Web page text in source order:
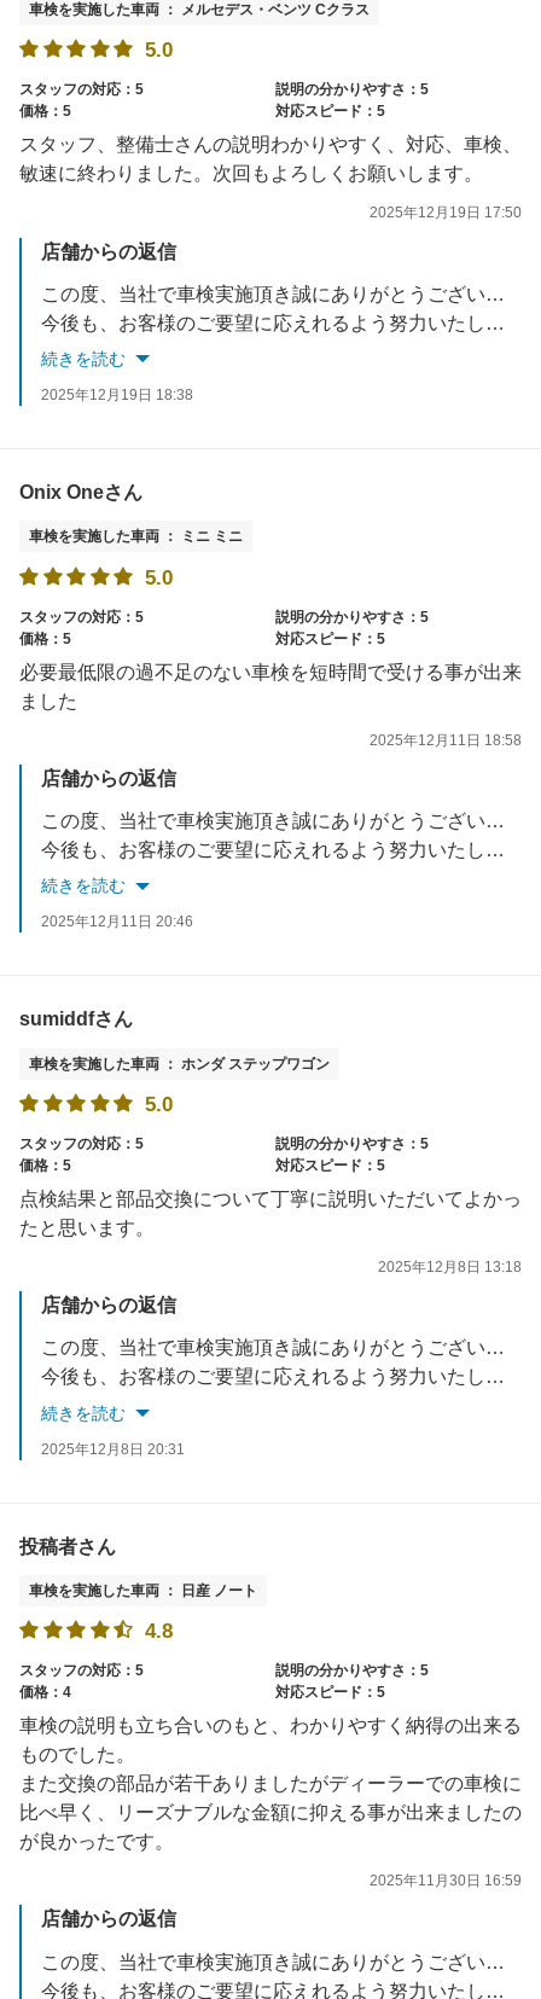
車検を実施した車両 ： メルセデス・ベンツ Cクラス
5.0
スタッフの対応：5
説明の分かりやすさ：5
価格：5
対応スピード：5
スタッフ、整備士さんの説明わかりやすく、対応、車検、
敏速に終わりました。次回もよろしくお願いします。
2025年12月19日 17:50
店舗からの返信
この度、当社で車検実施頂き誠にありがとうございました。
今後も、お客様のご要望に応えれるよう努力いたします。
お車でお困りごとがあれば、いつでもご相談ください。
続きを読む
2025年12月19日 18:38
Onix Oneさん
車検を実施した車両 ： ミニ ミニ
5.0
スタッフの対応：5
説明の分かりやすさ：5
価格：5
対応スピード：5
必要最低限の過不足のない車検を短時間で受ける事が出来
ました
2025年12月11日 18:58
店舗からの返信
この度、当社で車検実施頂き誠にありがとうございました。
今後も、お客様のご要望に応えれるよう努力いたします。
お車でお困りごとがあれば、いつでもご相談ください。
続きを読む
2025年12月11日 20:46
sumiddfさん
車検を実施した車両 ： ホンダ ステップワゴン
5.0
スタッフの対応：5
説明の分かりやすさ：5
価格：5
対応スピード：5
点検結果と部品交換について丁寧に説明いただいてよかっ
たと思います。
2025年12月8日 13:18
店舗からの返信
この度、当社で車検実施頂き誠にありがとうございました。
今後も、お客様のご要望に応えれるよう努力いたします。
お車でお困りごとがあれば、いつでもご相談ください。
続きを読む
2025年12月8日 20:31
投稿者さん
車検を実施した車両 ： 日産 ノート
4.8
スタッフの対応：5
説明の分かりやすさ：5
価格：4
対応スピード：5
車検の説明も立ち合いのもと、わかりやすく納得の出来る
ものでした。
また交換の部品が若干ありましたがディーラーでの車検に
比べ早く、リーズナブルな金額に抑える事が出来ましたの
が良かったです。
2025年11月30日 16:59
店舗からの返信
この度、当社で車検実施頂き誠にありがとうございました。
今後も、お客様のご要望に応えれるよう努力いたします。